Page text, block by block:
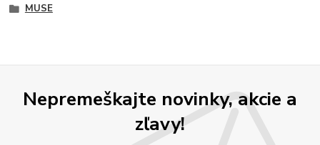
MUSE
Nepremeškajte novinky, akcie a
zľavy!